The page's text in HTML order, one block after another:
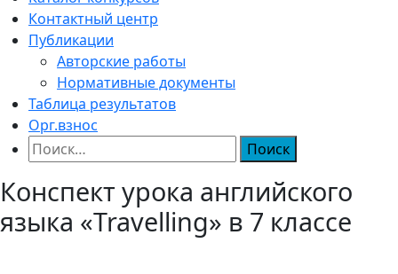
Контактный центр
Публикации
Авторские работы
Нормативные документы
Таблица результатов
Орг.взнос
Найти:
Конспект урока английского
языка «Travelling» в 7 классе